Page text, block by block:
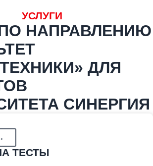
УСЛУГИ
НАПРАВЛЕНИЮ
ДЛЯ
СИНЕРГИЯ
ТЕСТЫ